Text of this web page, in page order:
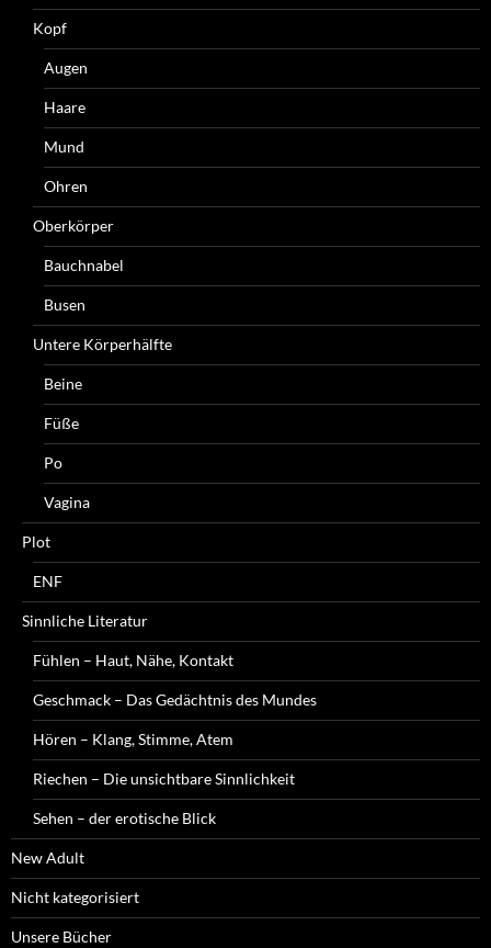
Kopf
Augen
Haare
Mund
Ohren
Oberkörper
Bauchnabel
Busen
Untere Körperhälfte
Beine
Füße
Po
Vagina
Plot
ENF
Sinnliche Literatur
Fühlen – Haut, Nähe, Kontakt
Geschmack – Das Gedächtnis des Mundes
Hören – Klang, Stimme, Atem
Riechen – Die unsichtbare Sinnlichkeit
Sehen – der erotische Blick
New Adult
Nicht kategorisiert
Unsere Bücher